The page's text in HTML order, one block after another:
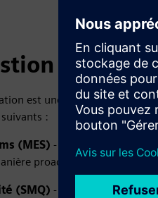
des
est une approche
:
(MES) - S'assurer que la
proactive et systématique.
(SMQ) - Fournir les